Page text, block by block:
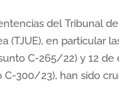
del Tribunal
(TJUE), en particular
C-265/22) y 12 de
C-300/23), han sido